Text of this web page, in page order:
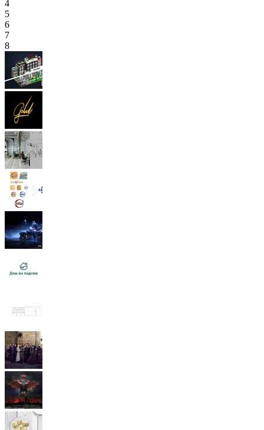
4
5
6
7
8